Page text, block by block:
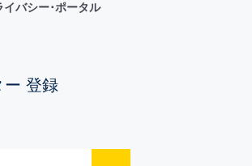
バシー･ポータル
ー 登録